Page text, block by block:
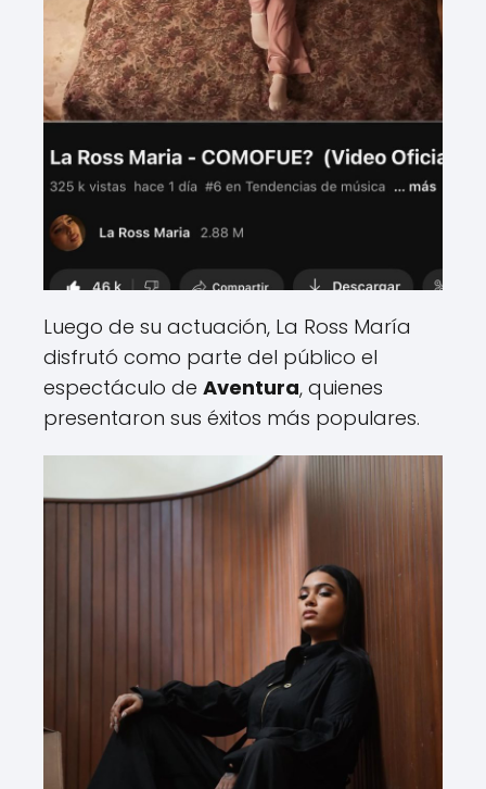
Luego de su actuación, La Ross María
disfrutó como parte del público el
espectáculo de Aventura, quienes
presentaron sus éxitos más populares.